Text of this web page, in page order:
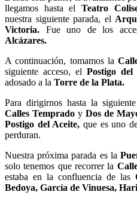
llegamos hasta elTeatro
nuestra siguiente parada, el
Victoria. Fue uno de los
Alcázares.
A continuación, tomamos la
siguiente acceso, el Postigo del
adosado a la Torre de la Plata.
Para dirigirnos hasta la
Calles Temprado yDos de
Postigo del Aceite,que es uno
perduran.
Nuestra próxima parada es la
solo tenemos que recorrer la
estaba en la confluencia de las
Bedoya, García de Vinuesa,